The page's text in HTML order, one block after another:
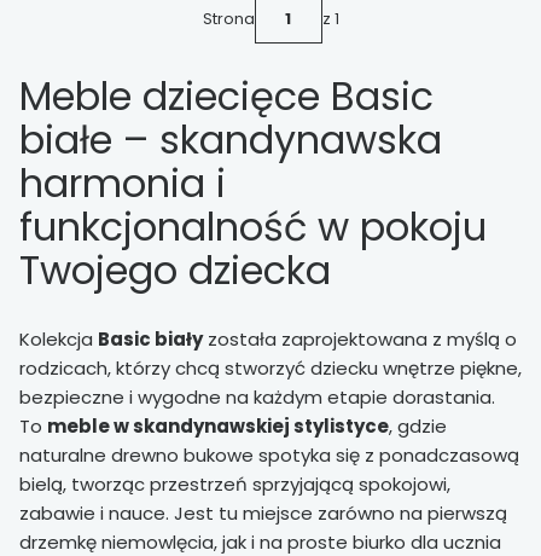
Strona z 1
Meble dziecięce Basic
białe – skandynawska
harmonia i
funkcjonalność w pokoju
Twojego dziecka
Kolekcja Basic białyzostała zaprojektowana z myślą o
rodzicach, którzy chcą stworzyć dziecku wnętrze piękne,
bezpieczne i wygodne na każdym etapie dorastania.
To meble w skandynawskiej stylistyce, gdzie
naturalne drewno bukowe spotyka się z ponadczasową
bielą, tworząc przestrzeń sprzyjającą spokojowi,
zabawie i nauce. Jest tu miejsce zarówno na pierwszą
drzemkę niemowlęcia, jak i na proste biurko dla ucznia